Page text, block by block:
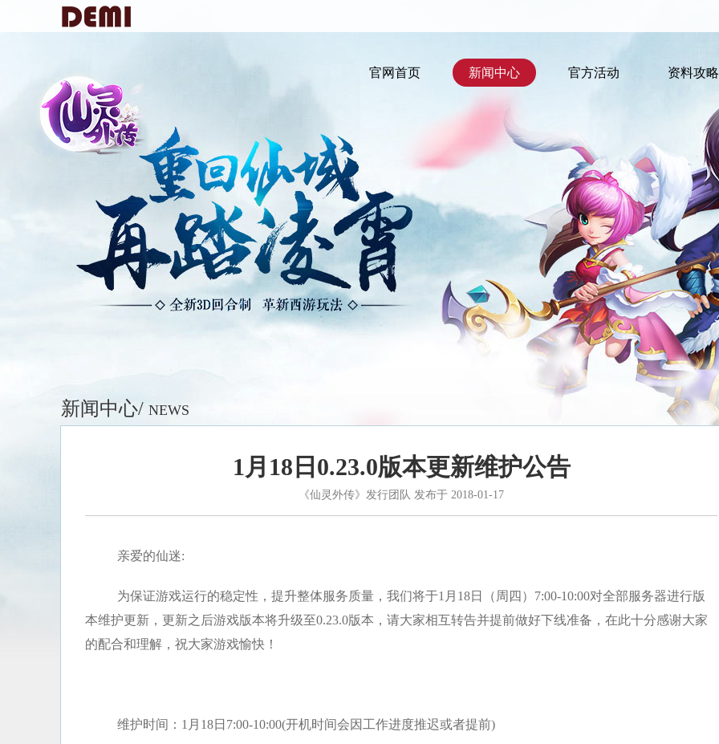
资料攻略
官方活动
新闻中心
官网首页
新闻中心/ NEWS
1月18日0.23.0版本更新维护公告
《仙灵外传》发行团队 发布于 2018-01-17
亲爱的仙迷:
为保证游戏运行的稳定性，提升整体服务质量，我们将于1月18日（周四）7:00-10:00对全部服务器进行版
本维护更新，更新之后游戏版本将升级至0.23.0版本，请大家相互转告并提前做好下线准备，在此十分感谢大家
的配合和理解，祝大家游戏愉快！
维护时间：1月18日7:00-10:00(开机时间会因工作进度推迟或者提前)